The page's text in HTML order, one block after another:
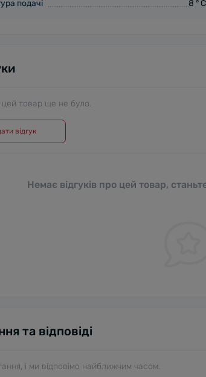
подачі 8 ° C
цей товар ще не було.
відгук
Немає відгуків про цей товар,
та відповіді
і ми відповімо найближчим часом.